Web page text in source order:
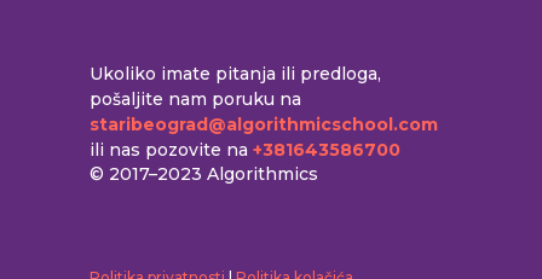
Ukoliko imate pitanja ili predloga,
pošaljite nam poruku na
staribeograd@algorithmicschool.com
ili nas pozovite na +381643586700
© 2017–2023 Algorithmics